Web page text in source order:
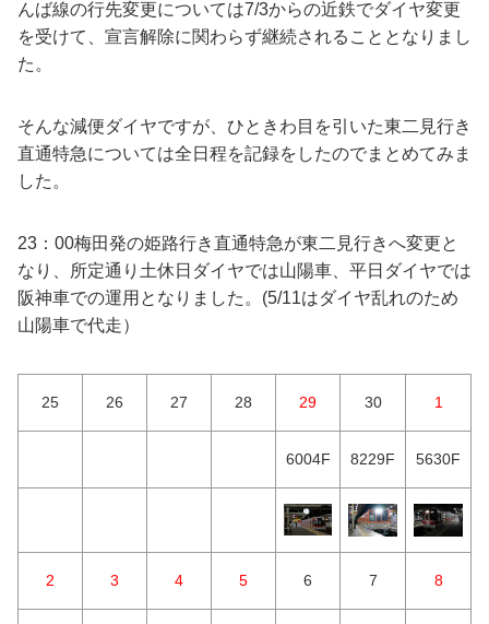
んば線の行先変更については7/3からの近鉄でダイヤ変更
を受けて、宣言解除に関わらず継続されることとなりまし
た。
そんな減便ダイヤですが、ひときわ目を引いた東二見行き
直通特急については全日程を記録をしたのでまとめてみま
した。
23：00梅田発の姫路行き直通特急が東二見行きへ変更と
なり、所定通り土休日ダイヤでは山陽車、平日ダイヤでは
阪神車での運用となりました。(5/11はダイヤ乱れのため
山陽車で代走）
25 26 27 28 29 30 1
6004F 8229F 5630F
2 3 4 5 6 7 8